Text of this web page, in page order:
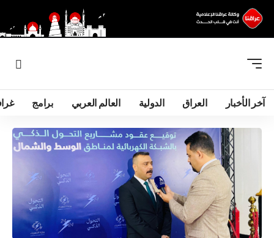
آخر الأخبار العراق الدولية العالم العربي برامج